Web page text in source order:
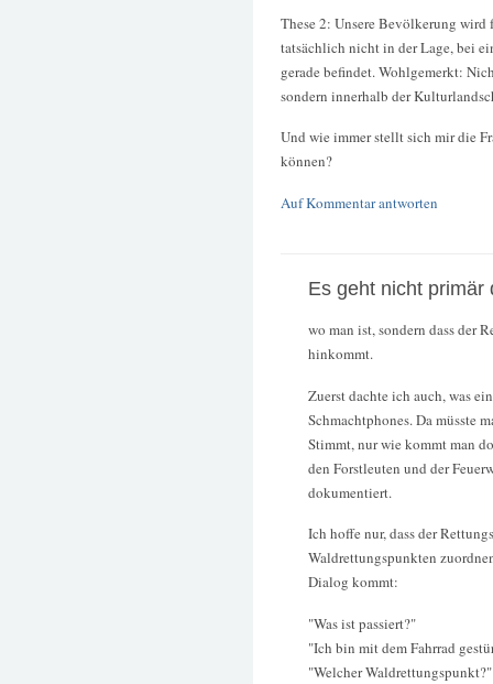
These 2: Unsere Bevölkerung
tatsächlich nicht in der Lage, bei
gerade befindet. Wohlgemerkt:
sondern innerhalb der
Und wie immer stellt sich mir die
können?
Auf Kommentar antworten
Es geht nicht primär
wo man ist, sondern dass der
hinkommt.
Zuerst dachte ich auch, was
Schmachtphones. Da müsste
Stimmt, nur wie kommt man
den Forstleuten und der
dokumentiert.
Ich hoffe nur, dass der
Waldrettungspunkten
Dialog kommt:
"Was ist passiert?"
"Ich bin mit dem Fahrrad
"Welcher Waldrettungspunkt?"